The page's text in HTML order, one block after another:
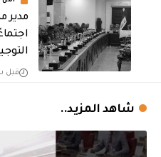
مدير
قبل
شاهد المزيد..